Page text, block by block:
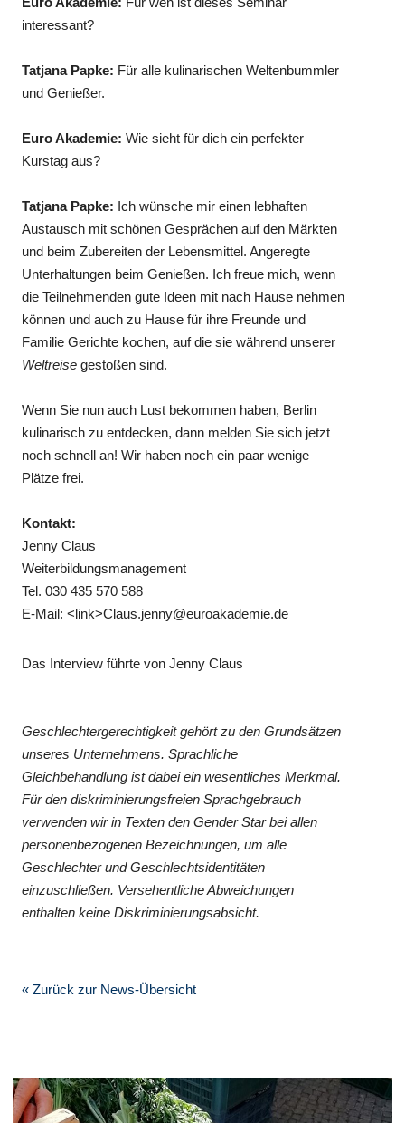
interessant?
Tatjana Papke: Für alle kulinarischen Weltenbummler
und Genießer.
Euro Akademie: Wie sieht für dich ein perfekter
Kurstag aus?
Tatjana Papke: Ich wünsche mir einen lebhaften
Austausch mit schönen Gesprächen auf den Märkten
und beim Zubereiten der Lebensmittel. Angeregte
Unterhaltungen beim Genießen. Ich freue mich, wenn
die Teilnehmenden gute Ideen mit nach Hause nehmen
können und auch zu Hause für ihre Freunde und
Familie Gerichte kochen, auf die sie während unserer
Weltreisegestoßen sind.
Wenn Sie nun auch Lust bekommen haben, Berlin
kulinarisch zu entdecken, dann melden Sie sich jetzt
noch schnell an! Wir haben noch ein paar wenige
Plätze frei.
Kontakt:
Jenny Claus
Weiterbildungsmanagement
Tel. 030 435 570 588
E-Mail: <link>Claus.jenny@euroakademie.de
Das Interview führte von Jenny Claus
Geschlechtergerechtigkeit gehört zu den Grundsätzen
unseres Unternehmens. Sprachliche
Gleichbehandlung ist dabei ein wesentliches Merkmal.
Für den diskriminierungsfreien Sprachgebrauch
verwenden wir in Texten den Gender Star bei allen
personenbezogenen Bezeichnungen, um alle
Geschlechter und Geschlechtsidentitäten
einzuschließen. Versehentliche Abweichungen
enthalten keine Diskriminierungsabsicht.
« Zurück zur News-Übersicht